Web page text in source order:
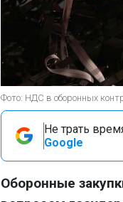
Фото: НДС в оборонных
Не трать
Google
Оборонные